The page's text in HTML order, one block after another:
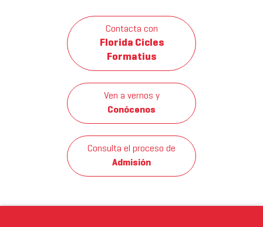
Contacta con
Florida Cicles
Formatius
Ven a vernos y
Conócenos
Consulta el proceso de
Admisión